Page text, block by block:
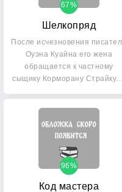
Шелкопряд
67%
После исчезновения
Оуэна Куайна его жена
обращается к частному
сыщику Корморану
Код мастера
96%